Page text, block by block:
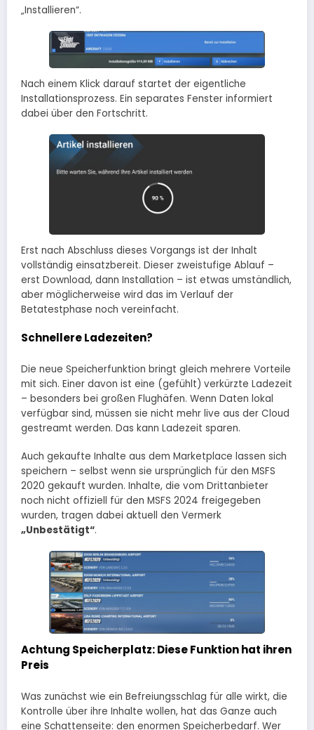
„Installieren“.
Nach einem Klick darauf startet der eigentliche
Installationsprozess. Ein separates Fenster informiert
dabei über den Fortschritt.
Erst nach Abschluss dieses Vorgangs ist der Inhalt
vollständig einsatzbereit. Dieser zweistufige Ablauf –
erst Download, dann Installation – ist etwas umständlich,
aber möglicherweise wird das im Verlauf der
Betatestphase noch vereinfacht.
Schnellere Ladezeiten?
Die neue Speicherfunktion bringt gleich mehrere Vorteile
mit sich. Einer davon ist eine (gefühlt) verkürzte Ladezeit
– besonders bei großen Flughäfen. Wenn Daten lokal
verfügbar sind, müssen sie nicht mehr live aus der Cloud
gestreamt werden. Das kann Ladezeit sparen.
Auch gekaufte Inhalte aus dem Marketplace lassen sich
speichern – selbst wenn sie ursprünglich für den MSFS
2020 gekauft wurden. Inhalte, die vom Drittanbieter
noch nicht offiziell für den MSFS 2024 freigegeben
wurden, tragen dabei aktuell den Vermerk
„Unbestätigt“.
Achtung Speicherplatz: Diese Funktion hat ihren
Preis
Was zunächst wie ein Befreiungsschlag für alle wirkt, die
Kontrolle über ihre Inhalte wollen, hat das Ganze auch
eine Schattenseite: den enormen Speicherbedarf. Wer